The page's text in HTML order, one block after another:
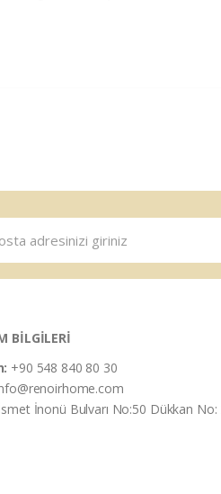
BİLGİLERİ
+90 548 840 80 30
İnonü Bulvarı No:50 Dükkan No: